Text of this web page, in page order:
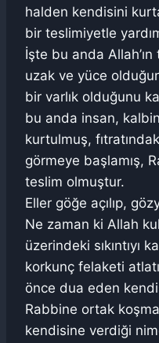
halden kendisini
bir teslimiyetle
İşte bu anda
uzak ve yüce
bir varlık olduğunu
bu anda insan,
kurtulmuş,
görmeye başlamış,
teslim olmuştur.
Eller göğe açılıp,
Ne zaman ki Allah
üzerindeki sıkıntıyı
korkunç felaketi
önce dua eden
Rabbine ortak
kendisine verdiği